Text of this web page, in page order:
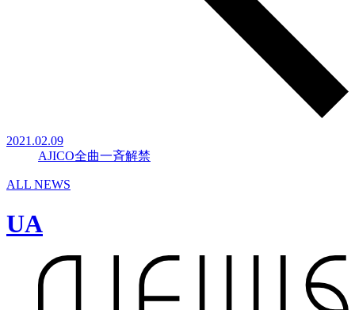
2021.02.09
AJICO全曲一斉解禁
ALL NEWS
UA